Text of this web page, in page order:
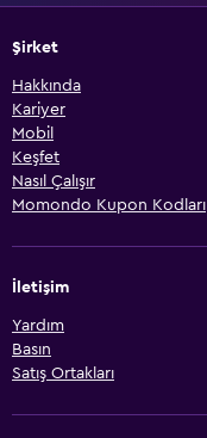
Şirket
Hakkında
Kariyer
Mobil
Keşfet
Nasıl Çalışır
Momondo Kupon Kodları
İletişim
Yardım
Basın
Satış Ortakları